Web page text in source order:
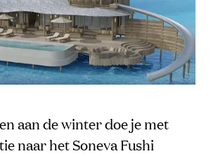
aan de winter doe je met
naar het Soneva Fushi